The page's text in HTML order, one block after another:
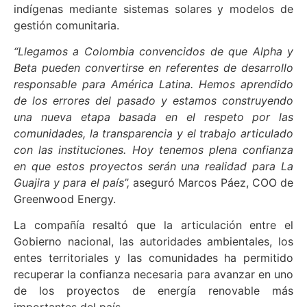
indígenas mediante sistemas solares y modelos de
gestión comunitaria.
“Llegamos a Colombia convencidos de que Alpha y
Beta pueden convertirse en referentes de desarrollo
responsable para América Latina. Hemos aprendido
de los errores del pasado y estamos construyendo
una nueva etapa basada en el respeto por las
comunidades, la transparencia y el trabajo articulado
con las instituciones. Hoy tenemos plena confianza
en que estos proyectos serán una realidad para La
Guajira y para el país”, aseguró Marcos Páez, COO de
Greenwood Energy.
La compañía resaltó que la articulación entre el
Gobierno nacional, las autoridades ambientales, los
entes territoriales y las comunidades ha permitido
recuperar la confianza necesaria para avanzar en uno
de los proyectos de energía renovable más